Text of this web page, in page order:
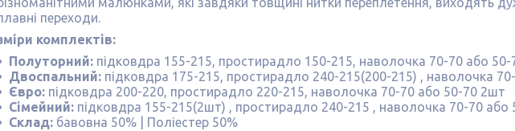
переходи.
комплектів:
Полуторний: підковдра 155-215, простирадло 150-215, наволочка 70-70 або
Двоспальний: підковдра 175-215, простирадло 240-215(200-215) , наволочка
Євро: підковдра 200-220, простирадло 220-215, наволочка 70-70 або 50-70 2шт
Сімейний: підковдра 155-215(2шт) , простирадло 240-215 , наволочка 70-70 або
Склад: бавовна 50% | Поліестер 50%